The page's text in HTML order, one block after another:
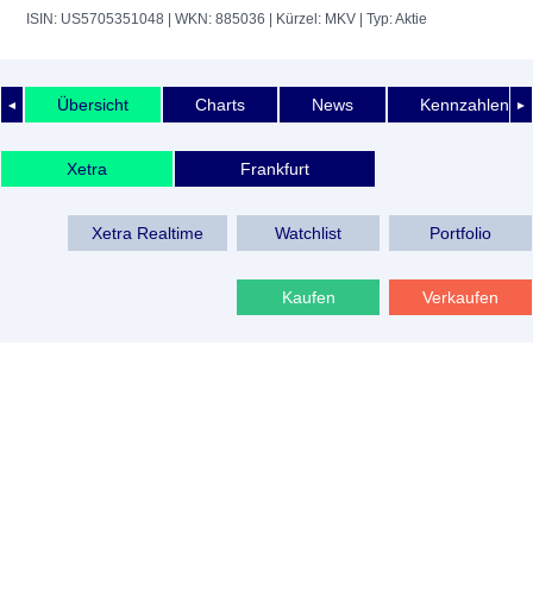
ISIN: US5705351048 | WKN: 885036 | Kürzel: MKV | Typ: Aktie
◄ ►
Übersicht Charts News Kennzahlen
Xetra Frankfurt
Xetra Realtime Watchlist Portfolio
Kaufen Verkaufen